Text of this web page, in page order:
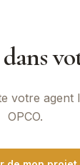
dans
votre agent
OPCO.